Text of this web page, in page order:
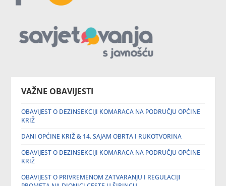
VAŽNE OBAVIJESTI
OBAVIJEST O DEZINSEKCIJI KOMARACA NA PODRUČJU OPĆINE
KRIŽ
DANI OPĆINE KRIŽ & 14. SAJAM OBRTA I RUKOTVORINA
OBAVIJEST O DEZINSEKCIJI KOMARACA NA PODRUČJU OPĆINE
KRIŽ
OBAVIJEST O PRIVREMENOM ZATVARANJU I REGULACIJI